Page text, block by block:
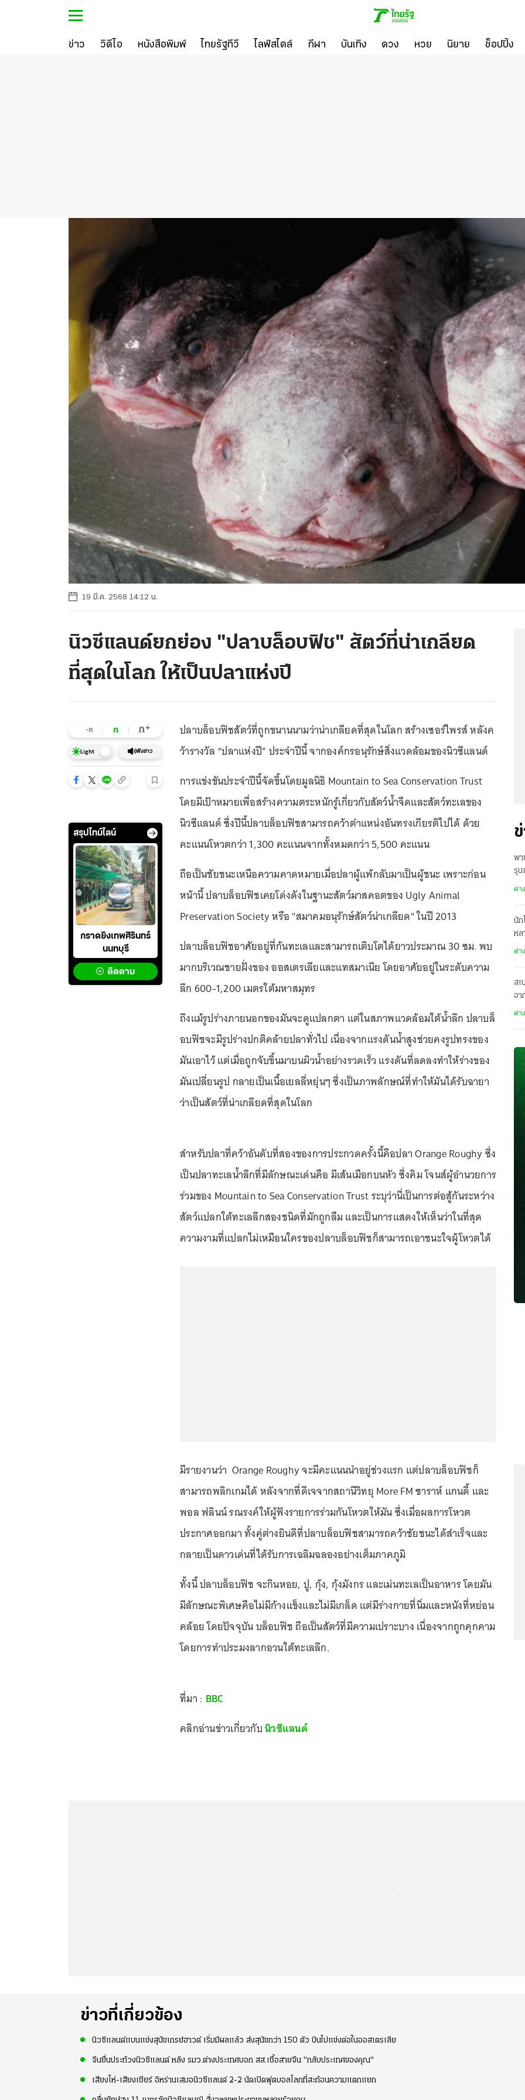
ข่าว วิดีโอ หนังสือพิมพ์ ไทยรัฐทีวี ไลฟ์สไตล์ กีฬา บันเทิง ดวง หวย นิยาย ช็อปปิ้ง
19 มี.ค. 2568 14:12 น.
นิวซีแลนด์ยกย่อง "ปลาบล็อบฟิช" สัตว์ที่น่าเกลียด
ที่สุดในโลก ให้เป็นปลาแห่งปี
-ก ก ก+
Light ฟังข่าว
สรุปไทม์ไลน์
กราดยิงเทพศิรินทร์
นนทบุรี
ติดตาม
ปลาบล็อบฟิชสัตว์ที่ถูกขนานนามว่าน่าเกลียดที่สุดในโลก สร้างเซอร์ไพรส์ หลังค
ว้ารางวัล “ปลาแห่งปี” ประจำปีนี้ จากองค์กรอนุรักษ์สิ่งแวดล้อมของนิวซีแลนด์
การแข่งขันประจำปีนี้จัดขึ้นโดยมูลนิธิ Mountain to Sea Conservation Trust
โดยมีเป้าหมายเพื่อสร้างความตระหนักรู้เกี่ยวกับสัตว์น้ำจืดและสัตว์ทะเลของ
นิวซีแลนด์ ซึ่งปีนี้ปลาบล็อบฟิชสามารถคว้าตำแหน่งอันทรงเกียรติไปได้ ด้วย
คะแนนโหวตกว่า 1,300 คะแนนจากทั้งหมดกว่า 5,500 คะแนน
ถือเป็นชัยชนะเหนือความคาดหมายเมื่อปลาผู้แพ้กลับมาเป็นผู้ชนะ เพราะก่อน
หน้านี้ ปลาบล็อบฟิชเคยโด่งดังในฐานะสัตว์มาสคอตของ Ugly Animal
Preservation Society หรือ "สมาคมอนุรักษ์สัตว์น่าเกลียด" ในปี 2013
ปลาบล็อบฟิชอาศัยอยู่ที่ก้นทะเลและสามารถเติบโตได้ยาวประมาณ 30 ซม. พบ
มากบริเวณชายฝั่งของ ออสเตรเลียและแทสมาเนีย โดยอาศัยอยู่ในระดับความ
ลึก 600-1,200 เมตรใต้มหาสมุทร
ถึงแม้รูปร่างภายนอกของมันจะดูแปลกตา แต่ในสภาพแวดล้อมใต้น้ำลึก ปลาบล็
อบฟิชจะมีรูปร่างปกติคล้ายปลาทั่วไป เนื่องจากแรงดันน้ำสูงช่วยคงรูปทรงของ
มันเอาไว้ แต่เมื่อถูกจับขึ้นมาบนผิวน้ำอย่างรวดเร็ว แรงดันที่ลดลงทำให้ร่างของ
มันเปลี่ยนรูป กลายเป็นเนื้อเยลลี่หยุ่นๆ ซึ่งเป็นภาพลักษณ์ที่ทำให้มันได้รับฉายา
ว่าเป็นสัตว์ที่น่าเกลียดที่สุดในโลก
สำหรับปลาที่คว้าอันดับที่สองของการประกวดครั้งนี้คือปลา Orange Roughy ซึ่ง
เป็นปลาทะเลน้ำลึกที่มีลักษณะเด่นคือ มีเส้นเมือกบนหัว ซึ่งคิม โจนส์ผู้อำนวยการ
ร่วมของ Mountain to Sea Conservation Trust ระบุว่านี่เป็นการต่อสู้กันระหว่าง
สัตว์แปลกใต้ทะเลลึกสองชนิดที่มักถูกลืม และเป็นการแสดงให้เห็นว่าในที่สุด
ความงามที่แปลกไม่เหมือนใครของปลาบล็อบฟิชก็สามารถเอาชนะใจผู้โหวตได้
มีรายงานว่า Orange Roughy จะมีคะแนนนำอยู่ช่วงแรก แต่ปลาบล็อบฟิชก็
สามารถพลิกเกมได้ หลังจากที่ดีเจจากสถานีวิทยุ More FM ซาราห์ แกนดี้ และ
พอล ฟลินน์ รณรงค์ให้ผู้ฟังรายการร่วมกันโหวตให้มัน ซึ่งเมื่อผลการโหวต
ประกาศออกมา ทั้งคู่ต่างยินดีที่ปลาบล็อบฟิชสามารถคว้าชัยชนะได้สำเร็จและ
กลายเป็นดาวเด่นที่ได้รับการเฉลิมฉลองอย่างเต็มภาคภูมิ
ทั้งนี้ ปลาบล็อบฟิช จะกินหอย, ปู, กุ้ง, กุ้งมังกร และเม่นทะเลเป็นอาหาร โดยมัน
มีลักษณะพิเศษคือไม่มีก้างแข็งและไม่มีเกล็ด แต่มีร่างกายที่นิ่มและหนังที่หย่อน
คล้อย โดยปัจจุบัน บล็อบฟิช ถือเป็นสัตว์ที่มีความเปราะบาง เนื่องจากถูกคุกคาม
โดยการทำประมงลากอวนใต้ทะเลลึก.
ที่มา : BBC
คลิกอ่านข่าวเกี่ยวกับนิวซีแลนด์
พา
รุน
ต่า
นัก
หล
ต่า
สเ
อา
ม
ต่า
ข่าวที่เกี่ยวข้อง
นิวซีแลนด์แบนแข่งสุนัขเกรย์ฮาวด์ เริ่มมีผลแล้ว ส่งสุนัขกว่า 150 ตัว บินไปแข่งต่อในออสเตรเลีย
จีนยื่นประท้วงนิวซีแลนด์ หลัง รมว.ต่างประเทศบอก สส.เชื้อสายจีน "กลับประเทศของคุณ"
เสียงโห่-เสียงเชียร์ อิหร่านเสมอนิวซีแลนด์ 2-2 นัดเปิดฟุตบอลโลกที่สะท้อนความแตกแยก